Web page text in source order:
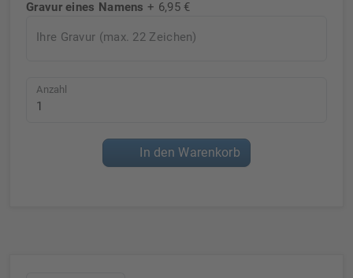
Gravur eines Namens + 6,95 €
Ihre Gravur (max. 22 Zeichen)
Anzahl
In den Warenkorb